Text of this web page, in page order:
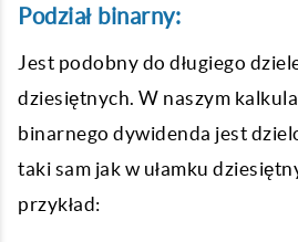
Podział binarny:
Jest podobny do długiego
dziesiętnych. W naszym
binarnego dywidenda jest
taki sam jak w ułamku
przykład: